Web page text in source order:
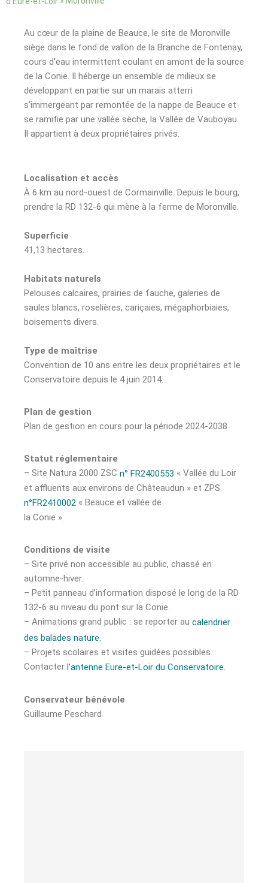
Au cœur de la plaine de Beauce, le site de Moronville
siège dans le fond de vallon de la Branche de Fontenay,
cours d’eau intermittent coulant en amont de la source
de la Conie. Il héberge un ensemble de milieux se
développant en partie sur un marais atterri
s’immergeant par remontée de la nappe de Beauce et
se ramifie par une vallée sèche, la Vallée de Vauboyau.
Il appartient à deux propriétaires privés.
Localisation et accès
À 6 km au nord-ouest de Cormainville. Depuis le bourg,
prendre la RD 132-6 qui mène à la ferme de Moronville.
Superficie
41,13 hectares.
Habitats naturels
Pelouses calcaires, prairies de fauche, galeries de
saules blancs, roselières, cariçaies, mégaphorbiaies,
boisements divers.
Type de maîtrise
Convention de 10 ans entre les deux propriétaires et le
Conservatoire depuis le 4 juin 2014.
Plan de gestion
Plan de gestion en cours pour la période 2024-2038.
Statut réglementaire
– Site Natura 2000 ZSC n° FR2400553 « Vallée du Loir
et affluents aux environs de Châteaudun » et ZPS
n°FR2410002 « Beauce et vallée de
la Conie ».
Conditions de visite
– Site privé non accessible au public, chassé en
automne-hiver.
– Petit panneau d’information disposé le long de la RD
132-6 au niveau du pont sur la Conie.
– Animations grand public : se reporter au calendrier
des balades nature.
– Projets scolaires et visites guidées possibles.
Contacter l’antenne Eure-et-Loir du Conservatoire.
Conservateur bénévole
Guillaume Peschard